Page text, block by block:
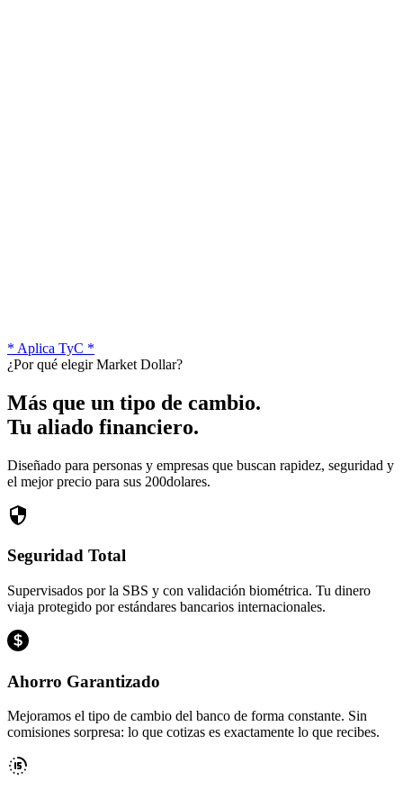
* Aplica TyC *
¿Por qué elegir Market Dollar?
Más que un tipo de cambio.
Tu aliado financiero.
Diseñado para personas y empresas que buscan rapidez, seguridad y
el mejor precio para sus 200dolares.
Seguridad Total
Supervisados por la SBS y con validación biométrica. Tu dinero
viaja protegido por estándares bancarios internacionales.
Ahorro Garantizado
Mejoramos el tipo de cambio del banco de forma constante. Sin
comisiones sorpresa: lo que cotizas es exactamente lo que recibes.